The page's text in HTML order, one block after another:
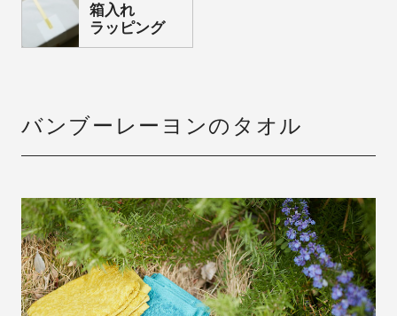
箱入れ
ラッピング
バンブーレーヨンのタオル